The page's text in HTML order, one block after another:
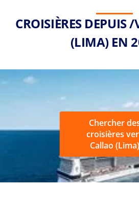
CROISIÈRES DEPUIS
(LIMA) EN
Chercher
croisières
Callao (Lima)